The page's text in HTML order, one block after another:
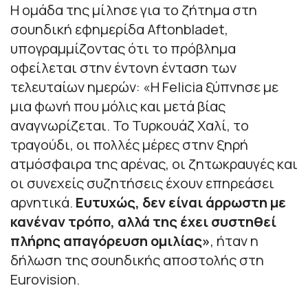
Η ομάδα της μίλησε για το ζήτημα στη
σουηδική εφημερίδα Aftonbladet,
υπογραμμίζοντας ότι το πρόβλημα
οφείλεται στην έντονη ένταση των
τελευταίων ημερών: «Η Felicia ξύπνησε με
μια φωνή που μόλις και μετά βίας
αναγνωρίζεται. Το Τυρκουάζ Χαλί, το
τραγούδι, οι πολλές μέρες στην ξηρή
ατμόσφαιρα της αρένας, οι ζητωκραυγές και
οι συνεχείς συζητήσεις έχουν επηρεάσει
αρνητικά. Ευτυχώς, δεν είναι άρρωστη με
κανέναν τρόπο, αλλά της έχει συστηθεί
πλήρης απαγόρευση ομιλίας», ήταν η
δήλωση της σουηδικής αποστολής στη
Eurovision.